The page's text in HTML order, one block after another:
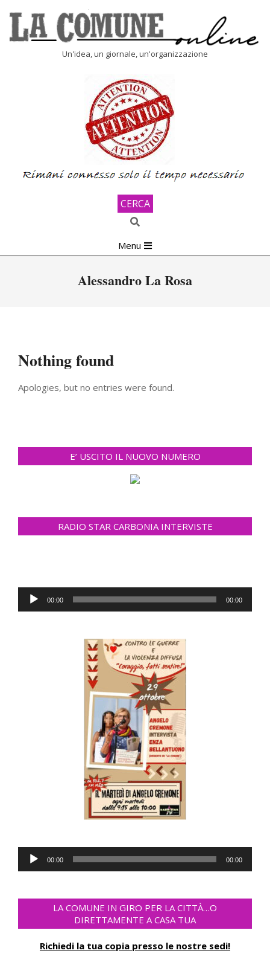
content
Un'idea, un giornale, un'organizzazione
CERCA
Search
Navigation
Menu
Alessandro La Rosa
Nothing found
Apologies, but no entries were found.
E’ USCITO IL NUOVO NUMERO
RADIO STAR CARBONIA INTERVISTE
Audio
Player
00:00 00:00
Audio
Player
00:00 00:00
LA COMUNE IN GIRO PER LA CITTÀ…O
DIRETTAMENTE A CASA TUA
Richiedi la tua copia presso le nostre sedi!